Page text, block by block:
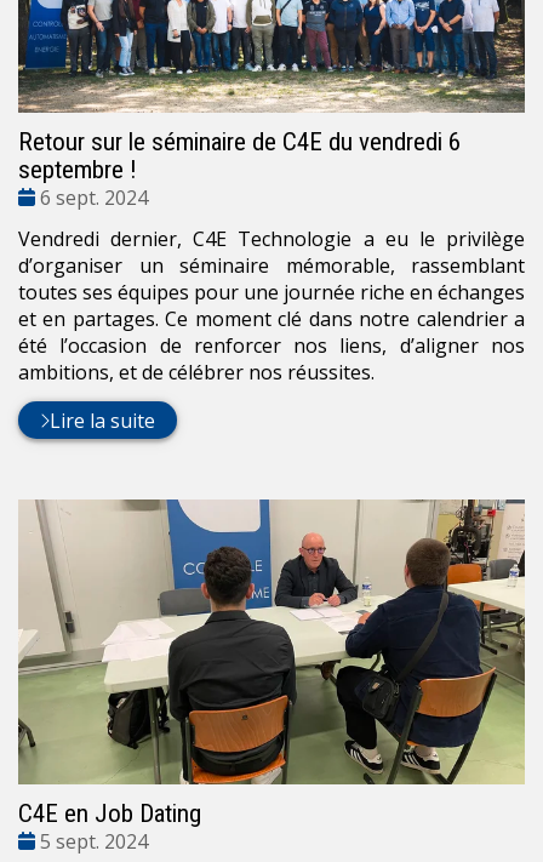
Retour sur le séminaire de C4E du vendredi 6
septembre !
Date
6 sept. 2024
Vendredi dernier, C4E Technologie a eu le privilège
d’organiser un séminaire mémorable, rassemblant
toutes ses équipes pour une journée riche en échanges
et en partages. Ce moment clé dans notre calendrier a
été l’occasion de renforcer nos liens, d’aligner nos
ambitions, et de célébrer nos réussites.
Lire la suite
C4E en Job Dating
Date
5 sept. 2024